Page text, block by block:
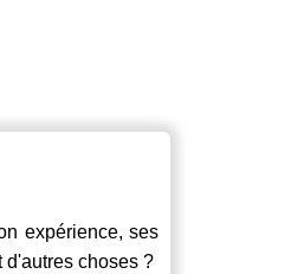
expérience, ses
d'autres choses ?